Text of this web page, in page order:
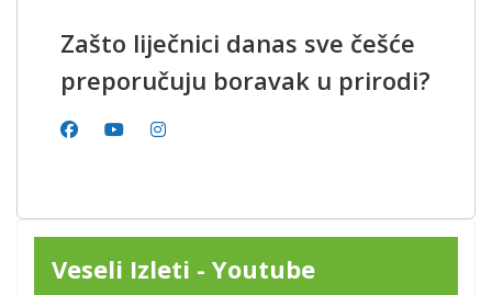
Zašto liječnici danas sve češće
preporučuju boravak u prirodi?
Veseli Izleti - Youtube